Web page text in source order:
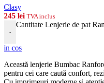
Clasy
245 lei TVA inclus
-
Cantitate Lenjerie de pat
in cos
Această lenjerie Bumbac
pentru cei care caută confort,